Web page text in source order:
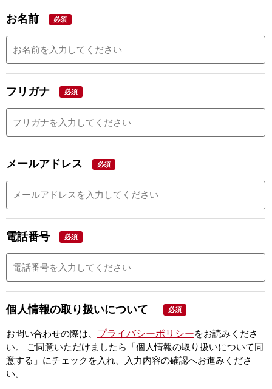
お名前 必須
フリガナ 必須
メールアドレス 必須
電話番号 必須
個人情報の取り扱いについて 必須
お問い合わせの際は、 プライバシーポリシーをお読みくださ
い。
ご同意いただけましたら「個人情報の取り扱いについて同
意する」にチェックを入れ、入力内容の確認へお進みくださ
い。